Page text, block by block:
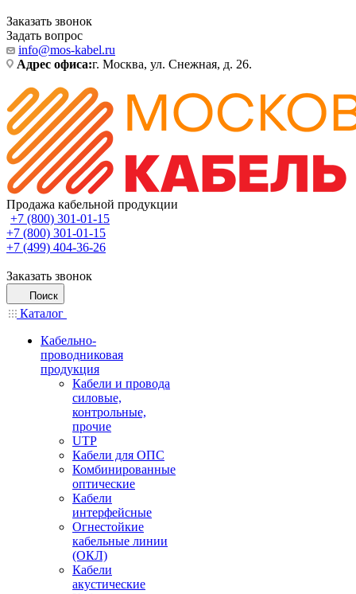
Заказать звонок
Задать вопрос
info@mos-kabel.ru
Адрес офиса:г. Москва, ул. Снежная, д. 26.
Продажа кабельной продукции
+7 (800) 301-01-15
+7 (800) 301-01-15
+7 (499) 404-36-26
Заказать звонок
Поиск
Каталог
Кабельно-
проводниковая
продукция
Кабели и провода
силовые,
контрольные,
прочие
UTP
Кабели для ОПС
Комбинированные
оптические
Кабели
интерфейсные
Огнестойкие
кабельные линии
(ОКЛ)
Кабели
акустические